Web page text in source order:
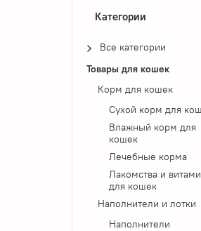
Категории
Все категории
Товары для кошек
Корм для кошек
Сухой корм для
Влажный корм для
кошек
Лечебные корма
Лакомства и
для кошек
Наполнители и лотки
Наполнители